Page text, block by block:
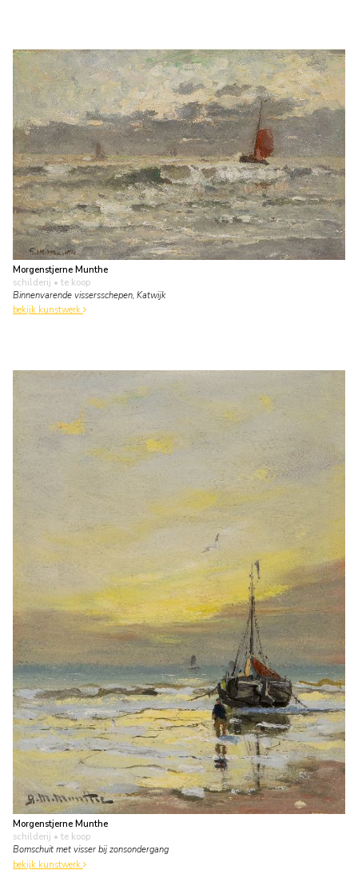
Morgenstjerne Munthe
schilderij • te koop
Binnenvarende vissersschepen, Katwijk
bekijk kunstwerk
Morgenstjerne Munthe
schilderij • te koop
Bomschuit met visser bij zonsondergang
bekijk kunstwerk